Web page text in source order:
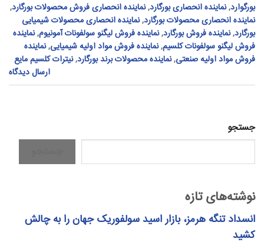
بورگوارد,نماینده انحصاری بورگارد,نماینده انحصاری فروش محصولات بورگارد,
نماینده انحصاری محصولات بورگارد,نماینده انحصاری محصولات شیمیایی
بورگارد,نماینده فروش بورگارد,نماینده فروش لیگنو سولفونات آمونیوم,نماینده
فروش لیگنو سولفونات کلسیم,نماینده فروش مواد اولیه شیمیایی,نماینده
فروش مواد اولیه صنعتی,نماینده محصولات برند بورگارد,نیترات کلسیم مایع
ارسال دیدگاه
جستجو
نوشته‌های تازه
انسداد تنگه هرمز، بازار اسید سولفوریک جهان را به چالش
کشید